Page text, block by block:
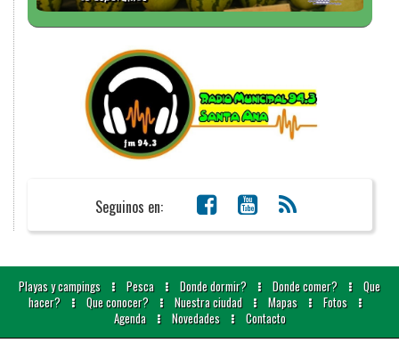
Seguinos en:
Playas y campings Pesca Donde dormir? Donde comer?
Que
hacer?
Que conocer? Nuestra ciudad Mapas
Fotos
Agenda
Novedades Contacto